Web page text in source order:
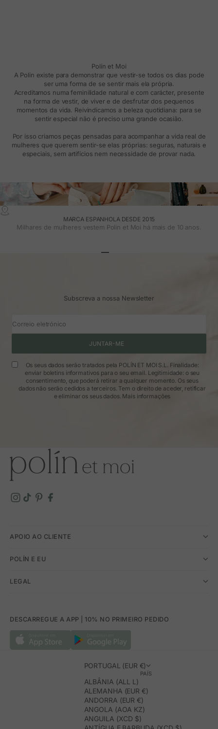
Polín et Moi
A Polin existe para demonstrar que vestir-se todos os dias pode
ser uma forma de se sentir mais ela própria.
Acreditamos numa feminilidade natural e com carácter, presente
na forma de vestir, de viver e de desfrutar dos pequenos
momentos da vida. Reivindicamos a beleza quotidiana: para se
sentir especial não é preciso uma grande ocasião.
Por isso criamos peças pensadas para acompanhar a vida real de
mulheres que querem sentir-se elas próprias: seguras, naturais e
especiais, sem artifícios nem necessidade de provar nada.
MARCA ESPANHOLA DESDE 2015
Milhares de mulheres vestem Polin et Moi há mais de 10 anos.
Subscreva a nossa Newsletter
Correio eletrónico
JUNTAR-ME
Os seus dados serão tratados pela POLÍN ET MOI S.L. Finalidade:
enviar boletins informativos para o seu email. Legitimidade: o seu
consentimento, que poderá retirar a qualquer momento. Os seus
dados não serão cedidos a terceiros. Tem o direito de aceder, retificar
e eliminar os seus dados. Mais informações
APOIO AO CLIENTE
POLÍN E EU
LEGAL
DESCARREGUE A APP | 10% NO PRIMEIRO PEDIDO
PORTUGAL (EUR €)
PAÍS
ALBÂNIA (ALL L)
ALEMANHA (EUR €)
ANDORRA (EUR €)
ANGOLA (AOA KZ)
ANGUILA (XCD $)